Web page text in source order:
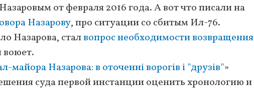
от февраля 2016 года. А вот что писали на
Назарову, про ситуации со сбитым Ил-76.
Назарова, сталвопрос необходимости возвращения
воюет.
майора Назарова: в оточенні ворогів і "друзів"»
суда первой инстанции оценить хронологию и